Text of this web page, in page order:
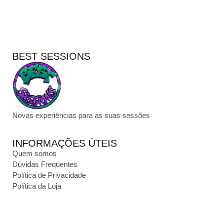
BEST SESSIONS
Novas experiências para as suas sessões
INFORMAÇÕES ÚTEIS
Quem somos
Dúvidas Frequentes
Política de Privacidade
Política da Loja